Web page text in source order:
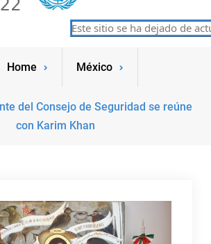
de Seguridad de las
Naciones Unidas
Este sitio se ha dejado de
Home México
del Consejo de Seguridad se reúne
con Karim Khan